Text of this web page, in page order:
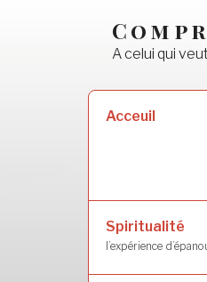
A celui qui
Acceuil
Spiritualité
l’expérience